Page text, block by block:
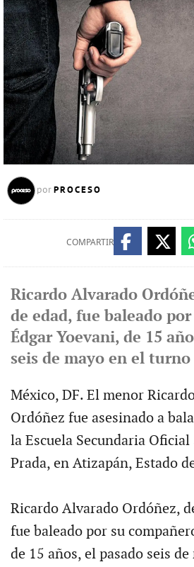
por PROCESO
COMPARTIR
Ricardo Alvarado
de edad, fue baleado
Édgar Yoevani, de 15
seis de mayo en el
México, DF. El menor
Ordóñez fue asesinado a
la Escuela Secundaria Oficial
Prada, en Atizapán, Estado
Ricardo Alvarado Ordóñez,
fue baleado por su
de 15 años, el pasado seis